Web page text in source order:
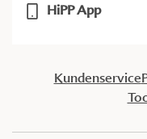
HiPP App
Kundenservice